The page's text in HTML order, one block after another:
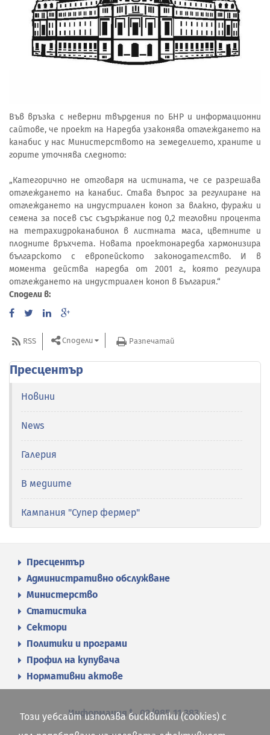
Във връзка с неверни твърдения по БНР и информационни
сайтове, че проект на Наредба узаконява отглеждането на
канабис у нас Министерството на земеделието, храните и
горите уточнява следното:
„Категорично не отговаря на истината, че се разрешава
отглеждането на канабис. Става въпрос за регулиране на
отглеждането на индустриален коноп за влакно, фуражи и
семена за посев със съдържание под 0,2 тегловни процента
на тетрахидроканабинол в листната маса, цветните и
плодните връхчета. Новата проектонаредба хармонизира
българското с европейското законодателство. И в
момента действа наредба от 2001 г., която регулира
отглеждането на индустриален коноп в България.“
Сподели в:
RSS Сподели Разпечатай
Пресцентър
Новини
News
Галерия
В медиите
Кампания "Супер фермер"
Пресцентър
Административно обслужване
Министерство
Статистика
Сектори
Политики и програми
Профил на купувача
Нормативни актове
Информация 02/985 11 383
Този уебсайт използва бисквитки (cookies) с